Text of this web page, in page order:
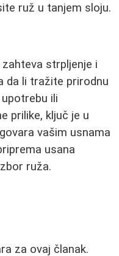
ruž u tanjem sloju.
strpljenje i
da li tražite prirodnu
ili
prilike, ključ je u
vašim usnama
usana
ruža.
za ovaj članak.